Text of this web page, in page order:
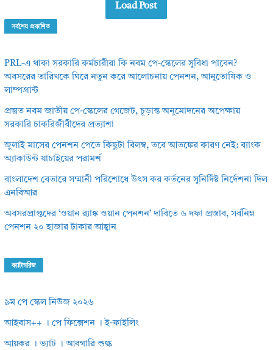
Load Post
সর্বশেষ প্রকাশিত
PRL-এ থাকা সরকারি কর্মচারীরা কি নবম পে-স্কেলের সুবিধা পাবেন?
অবসরের তারিখকে ঘিরে নতুন করে আলোচনায় পেনশন, আনুতোষিক ও
লাম্পগ্রান্ট
প্রস্তুত নবম জাতীয় পে-স্কেলের গেজেট, চূড়ান্ত অনুমোদনের অপেক্ষায়
সরকারি চাকরিজীবীদের প্রত্যাশা
জুলাই মাসের পেনশন পেতে কিছুটা বিলম্ব, তবে আতঙ্কের কারণ নেই: ব্যাংক
অ্যাকাউন্ট যাচাইয়ের পরামর্শ
বাংলাদেশ বেতারে সম্মানী পরিশোধে উৎস কর কর্তনের সুনির্দিষ্ট নির্দেশনা দিল
এনবিআর
অবসরপ্রাপ্তদের ‘ওয়ান র‌্যাঙ্ক ওয়ান পেনশন’ দাবিতে ৬ দফা প্রস্তাব, সর্বনিম্ন
পেনশন ২০ হাজার টাকার আহ্বান
ক্যাটাগরিজ
৯ম পে স্কেল নিউজ ২০২৬
আইবাস++ । পে ফিক্সেশন । ই-ফাইলিং
আয়কর । ভ্যাট । আবগারি শুল্ক